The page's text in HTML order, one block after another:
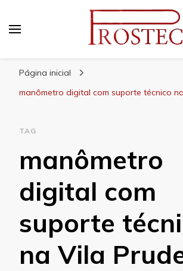
Página inicial
manômetro digital com suporte técnico
TAG
manômetro
digital com
suporte
na Vila